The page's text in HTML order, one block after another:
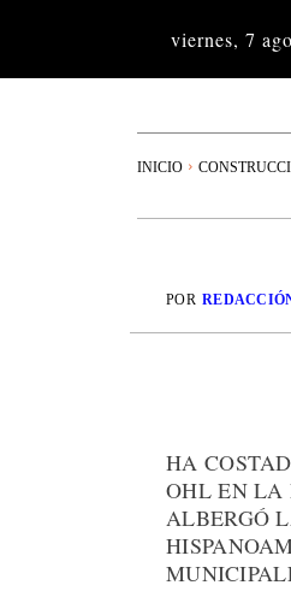
viernes, 7
INICIO
POR
HA
OHL EN LA
ALBERGÓ